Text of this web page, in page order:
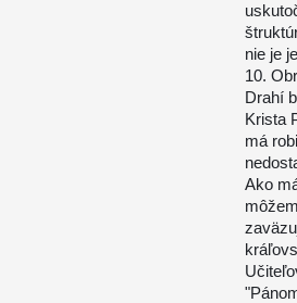
nie je
10.
Drahí
Krista
má
Ako